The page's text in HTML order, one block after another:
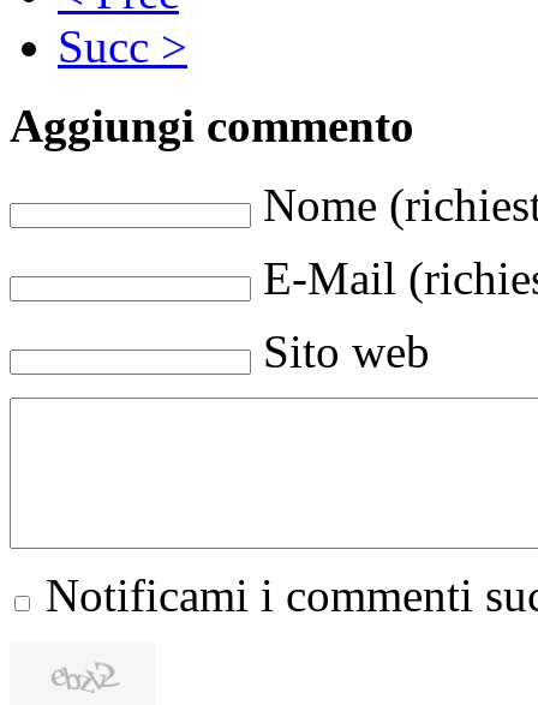
Succ >
Aggiungi commento
Nome
E-Mail
Sito web
Notificami i commenti